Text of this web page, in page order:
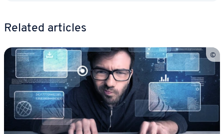
Related articles